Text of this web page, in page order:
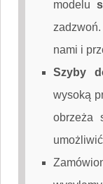
modelu
nami i
Szyby
wysoką
obrzeża